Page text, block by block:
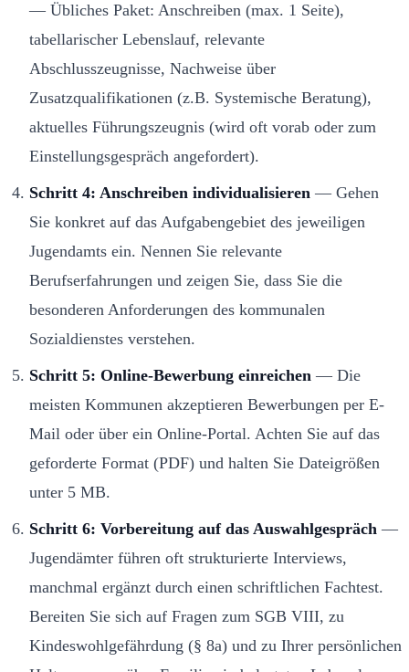
— Übliches Paket: Anschreiben (max. 1 Seite),
tabellarischer Lebenslauf, relevante
Abschlusszeugnisse, Nachweise über
Zusatzqualifikationen (z.B. Systemische Beratung),
aktuelles Führungszeugnis (wird oft vorab oder zum
Einstellungsgespräch angefordert).
Schritt 4: Anschreiben individualisieren — Gehen
Sie konkret auf das Aufgabengebiet des jeweiligen
Jugendamts ein. Nennen Sie relevante
Berufserfahrungen und zeigen Sie, dass Sie die
besonderen Anforderungen des kommunalen
Sozialdienstes verstehen.
Schritt 5: Online-Bewerbung einreichen — Die
meisten Kommunen akzeptieren Bewerbungen per E-
Mail oder über ein Online-Portal. Achten Sie auf das
geforderte Format (PDF) und halten Sie Dateigrößen
unter 5 MB.
Schritt 6: Vorbereitung auf das Auswahlgespräch —
Jugendämter führen oft strukturierte Interviews,
manchmal ergänzt durch einen schriftlichen Fachtest.
Bereiten Sie sich auf Fragen zum SGB VIII, zu
Kindeswohlgefährdung (§ 8a) und zu Ihrer persönlichen